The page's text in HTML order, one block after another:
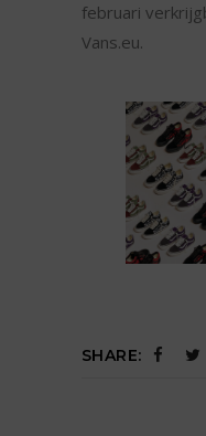
februari
Vans.eu.
SHARE: